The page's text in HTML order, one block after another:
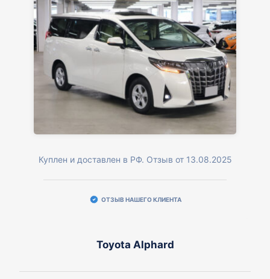
Куплен и доставлен в РФ. Отзыв от 13.08.2025
ОТЗЫВ НАШЕГО КЛИЕНТА
Toyota Alphard